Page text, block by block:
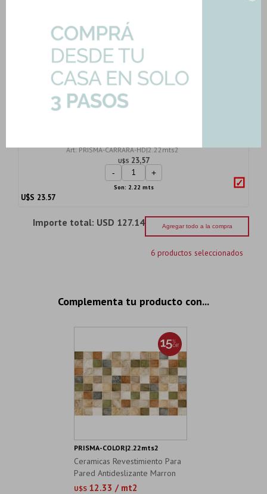
Cemento Rectific...
Art: 61010-GRIS-PORC|1.87mts2
46,49
- +
Son: 1.87 mts
46.49
Art: PRISMA-CARRARA-HD|2.22mts2
U$S 23,57
- +
Son: 2.22 mts
U$S 23.57
Importe total: USD 127.14 Agregar todo a la compra
6 productos seleccionados
Complementa tu producto con...
Ceramicas Revestimiento Para
Pared Antideslizante Marron
U$S 12.33 / mt2
PRISMA-COLOR|2.22mts2